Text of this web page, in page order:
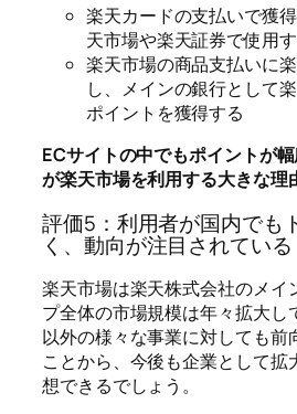
楽天カードの支払いで獲
天市場や楽天証券で使用
楽天市場の商品支払いに
し、メインの銀行として
ポイントを獲得する
ECサイトの中でもポイントが
が楽天市場を利用する大きな理
評価5：利用者が国内でも
く、動向が注目されている
楽天市場は楽天株式会社のメイ
プ全体の市場規模は年々拡大し
以外の様々な事業に対しても前
ことから、今後も企業として拡
想できるでしょう。